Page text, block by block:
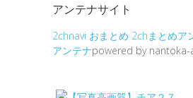
アンテナサイト
2chnavi おまとめ 2chまとめア
アンテナpowered by nantoka-